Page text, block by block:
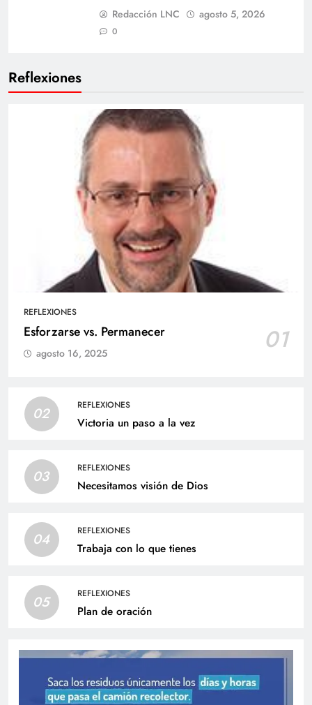
Reflexiones
REFLEXIONES
Esforzarse vs. Permanecer 01
agosto 16, 2025
02 REFLEXIONES
Victoria un paso a la vez
03 REFLEXIONES
Necesitamos visión de Dios
04 REFLEXIONES
Trabaja con lo que tienes
05 REFLEXIONES
Plan de oración
Redacción LNC agosto 5, 2026
0